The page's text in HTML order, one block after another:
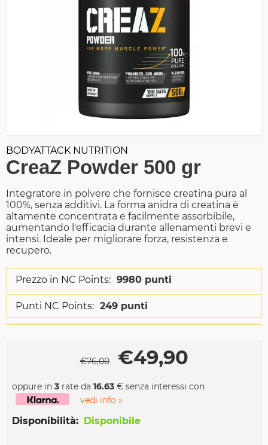
BODYATTACK NUTRITION
CreaZ Powder 500 gr
Integratore in polvere che fornisce creatina pura al
100%, senza additivi. La forma anidra di creatina è
altamente concentrata e facilmente assorbibile,
aumentando l'efficacia durante allenamenti brevi e
intensi. Ideale per migliorare forza, resistenza e
recupero.
Prezzo in NC Points: 9980 punti
Punti NC Points: 249 punti
€76,00 €49,90
oppure in 3 rate da 16.63 € senza interessi con
vedi info »
Disponibilità: Disponibile